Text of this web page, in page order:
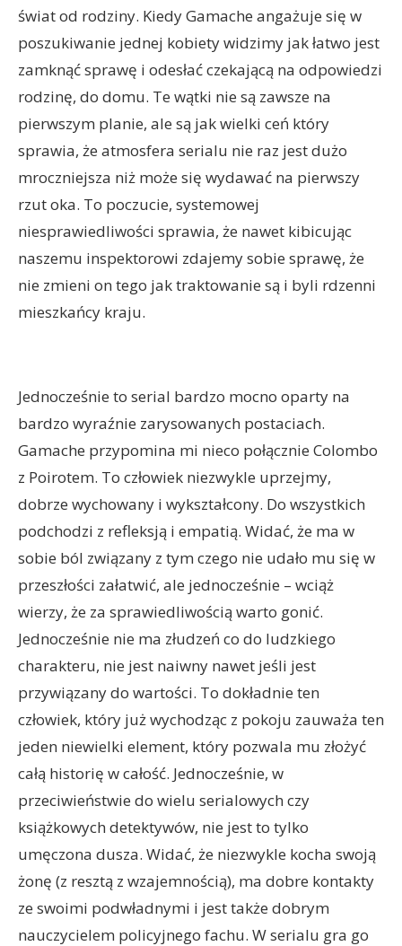
świat od rodziny. Kiedy Gamache angażuje się w
poszukiwanie jednej kobiety widzimy jak łatwo jest
zamknąć sprawę i odesłać czekającą na odpowiedzi
rodzinę, do domu. Te wątki nie są zawsze na
pierwszym planie, ale są jak wielki ceń który
sprawia, że atmosfera serialu nie raz jest dużo
mroczniejsza niż może się wydawać na pierwszy
rzut oka. To poczucie, systemowej
niesprawiedliwości sprawia, że nawet kibicując
naszemu inspektorowi zdajemy sobie sprawę, że
nie zmieni on tego jak traktowanie są i byli rdzenni
mieszkańcy kraju.
Jednocześnie to serial bardzo mocno oparty na
bardzo wyraźnie zarysowanych postaciach.
Gamache przypomina mi nieco połącznie Colombo
z Poirotem. To człowiek niezwykle uprzejmy,
dobrze wychowany i wykształcony. Do wszystkich
podchodzi z refleksją i empatią. Widać, że ma w
sobie ból związany z tym czego nie udało mu się w
przeszłości załatwić, ale jednocześnie – wciąż
wierzy, że za sprawiedliwością warto gonić.
Jednocześnie nie ma złudzeń co do ludzkiego
charakteru, nie jest naiwny nawet jeśli jest
przywiązany do wartości. To dokładnie ten
człowiek, który już wychodząc z pokoju zauważa ten
jeden niewielki element, który pozwala mu złożyć
całą historię w całość. Jednocześnie, w
przeciwieństwie do wielu serialowych czy
książkowych detektywów, nie jest to tylko
umęczona dusza. Widać, że niezwykle kocha swoją
żonę (z resztą z wzajemnością), ma dobre kontakty
ze swoimi podwładnymi i jest także dobrym
nauczycielem policyjnego fachu. W serialu gra go